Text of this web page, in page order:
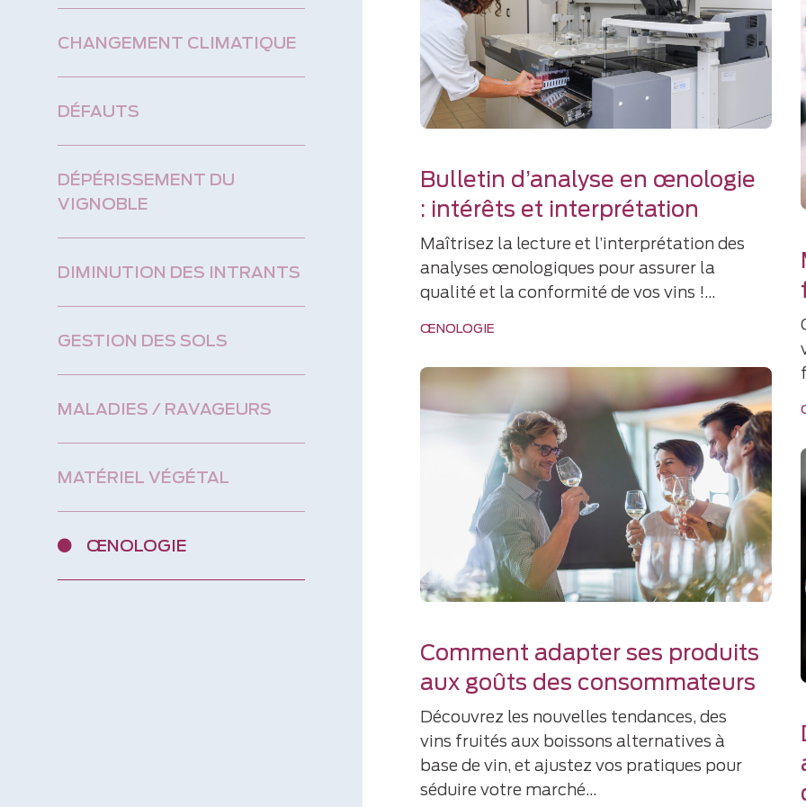
CHANGEMENT CLIMATIQUE
DÉFAUTS
DÉPÉRISSEMENT DU
VIGNOBLE
DIMINUTION DES INTRANTS
GESTION DES SOLS
MALADIES / RAVAGEURS
MATÉRIEL VÉGÉTAL
ŒNOLOGIE
Bulletin d’analyse en œnologie
: intérêts et interprétation
Maîtrisez la lecture et l’interprétation des
analyses œnologiques pour assurer la
qualité et la conformité de vos vins !…
ŒNOLOGIE
Comment adapter ses produits
aux goûts des consommateurs
Découvrez les nouvelles tendances, des
vins fruités aux boissons alternatives à
base de vin, et ajustez vos pratiques pour
séduire votre marché…